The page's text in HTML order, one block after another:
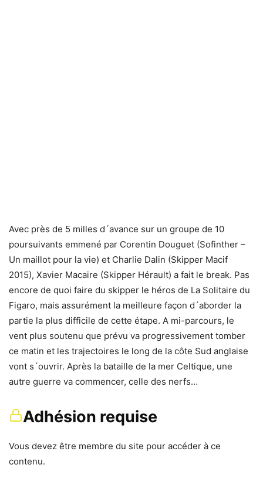
Avec près de 5 milles d´avance sur un groupe de 10
poursuivants emmené par Corentin Douguet (Sofinther –
Un maillot pour la vie) et Charlie Dalin (Skipper Macif
2015), Xavier Macaire (Skipper Hérault) a fait le break. Pas
encore de quoi faire du skipper le héros de La Solitaire du
Figaro, mais assurément la meilleure façon d´aborder la
partie la plus difficile de cette étape. A mi-parcours, le
vent plus soutenu que prévu va progressivement tomber
ce matin et les trajectoires le long de la côte Sud anglaise
vont s´ouvrir. Après la bataille de la mer Celtique, une
autre guerre va commencer, celle des nerfs…
Adhésion requise
Vous devez être membre du site pour accéder à ce
contenu.